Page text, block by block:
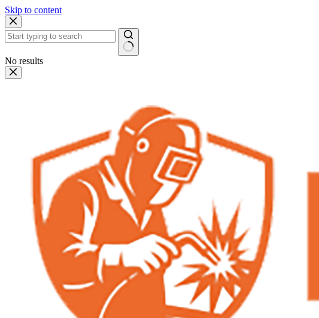
Skip to content
No results